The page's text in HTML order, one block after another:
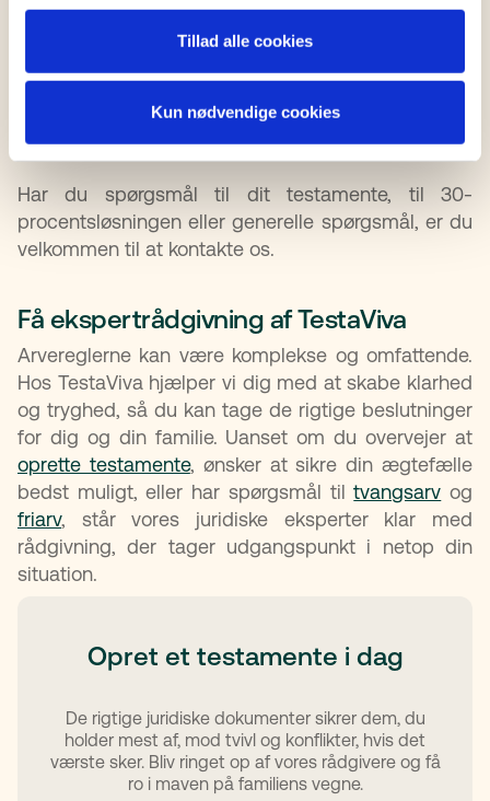
Tillad alle cookies
Kun nødvendige cookies
procentsreglen en anden gang, så husk på den
være en stor fordel for dine arvinger, hvis de ikke
hører til din nærmeste familie og vil undgå at
betale den højestearveafgift.
Har du spørgsmål til dit testamente, til 30-
procentsløsningen eller generelle spørgsmål, er du
velkommen til at kontakte os.
Få ekspertrådgivning af TestaViva
Arvereglerne kan være komplekse og omfattende.
Hos TestaViva hjælper vi dig med at skabe klarhed
og tryghed, så du kan tage de rigtige beslutninger
for dig og din familie. Uanset om du overvejer at
oprette testamente, ønsker at sikre din ægtefælle
bedst muligt, eller har spørgsmål tiltvangsarv og
friarv, står vores juridiske eksperter klar med
rådgivning, der tager udgangspunkt i netop din
situation.
Opret et testamente i dag
De rigtige juridiske dokumenter sikrer dem, du
holder mest af, mod tvivl og konflikter, hvis det
værste sker. Bliv ringet op af vores rådgivere og få
ro i maven på familiens vegne.